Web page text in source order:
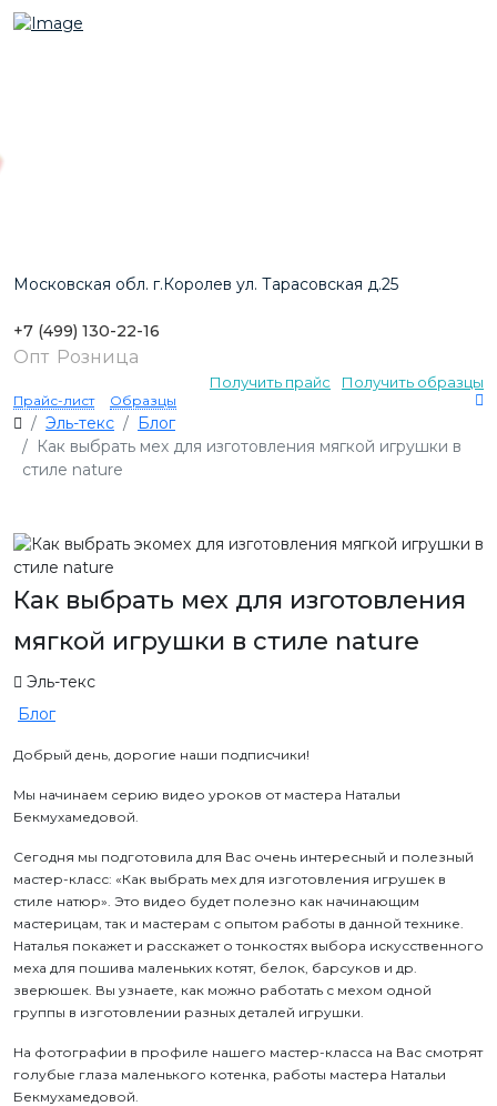
Московская обл. г.Королев ул. Тарасовская д.25
+7 (499) 130-22-16
Опт Розница
Получить прайс Получить образцы
Прайс-лист Образцы
Эль-текс
Блог
Как выбрать мех для изготовления мягкой игрушки в
стиле nature
Как выбрать мех для изготовления
мягкой игрушки в стиле nature
Эль-текс
Блог
Добрый день, дорогие наши подписчики!
Мы начинаем серию видео уроков от мастера Натальи
Бекмухамедовой.
Сегодня мы подготовила для Вас очень интересный и полезный
мастер-класс: «Как выбрать мех для изготовления игрушек в
стиле натюр». Это видео будет полезно как начинающим
мастерицам, так и мастерам с опытом работы в данной технике.
Наталья покажет и расскажет о тонкостях выбора искусственного
меха для пошива маленьких котят, белок, барсуков и др.
зверюшек. Вы узнаете, как можно работать с мехом одной
группы в изготовлении разных деталей игрушки.
На фотографии в профиле нашего мастер-класса на Вас смотрят
голубые глаза маленького котенка, работы мастера Натальи
Бекмухамедовой.